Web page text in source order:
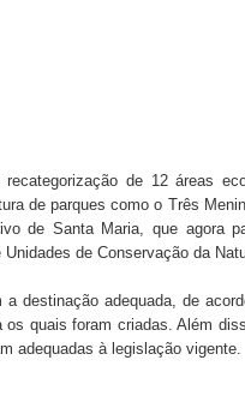
de 12 áreas
de parques como o Três
de Santa Maria, que agora
de Conservação da
destinação adequada, de
quais foram criadas. Além
adequadas à legislação vigente.